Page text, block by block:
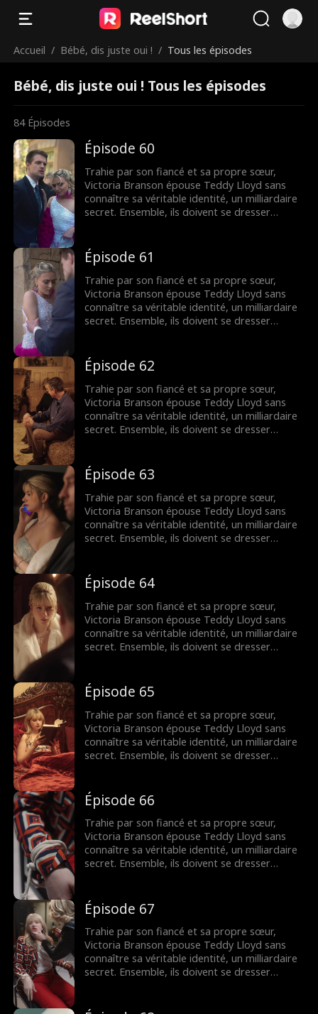
Accueil / Bébé, dis juste oui ! / Tous les épisodes
Bébé, dis juste oui ! Tous les épisodes
84 Épisodes
Épisode 60
Trahie par son fiancé et sa propre sœur,
Victoria Branson épouse Teddy Lloyd sans
connaître sa véritable identité, un milliardaire
secret. Ensemble, ils doivent se dresser
trouver leur fin heureuse.
Épisode 61
Trahie par son fiancé et sa propre sœur,
Victoria Branson épouse Teddy Lloyd sans
connaître sa véritable identité, un milliardaire
secret. Ensemble, ils doivent se dresser
trouver leur fin heureuse.
Épisode 62
Trahie par son fiancé et sa propre sœur,
Victoria Branson épouse Teddy Lloyd sans
connaître sa véritable identité, un milliardaire
secret. Ensemble, ils doivent se dresser
trouver leur fin heureuse.
Épisode 63
Trahie par son fiancé et sa propre sœur,
Victoria Branson épouse Teddy Lloyd sans
connaître sa véritable identité, un milliardaire
secret. Ensemble, ils doivent se dresser
trouver leur fin heureuse.
Épisode 64
Trahie par son fiancé et sa propre sœur,
Victoria Branson épouse Teddy Lloyd sans
connaître sa véritable identité, un milliardaire
secret. Ensemble, ils doivent se dresser
trouver leur fin heureuse.
Épisode 65
Trahie par son fiancé et sa propre sœur,
Victoria Branson épouse Teddy Lloyd sans
connaître sa véritable identité, un milliardaire
secret. Ensemble, ils doivent se dresser
trouver leur fin heureuse.
Épisode 66
Trahie par son fiancé et sa propre sœur,
Victoria Branson épouse Teddy Lloyd sans
connaître sa véritable identité, un milliardaire
secret. Ensemble, ils doivent se dresser
trouver leur fin heureuse.
Épisode 67
Trahie par son fiancé et sa propre sœur,
Victoria Branson épouse Teddy Lloyd sans
connaître sa véritable identité, un milliardaire
secret. Ensemble, ils doivent se dresser